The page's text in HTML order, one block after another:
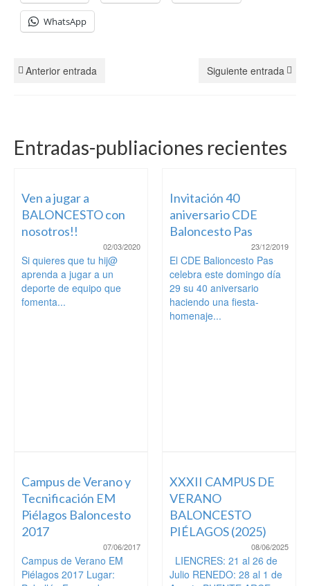
WhatsApp
Anterior entrada Siguiente entrada
Entradas-publiaciones recientes
Ven a jugar a
BALONCESTO con
nosotros!!
02/03/2020
Si quieres que tu hij@
aprenda a jugar a un
deporte de equipo que
fomenta...
Invitación 40
aniversario CDE
Baloncesto Pas
23/12/2019
El CDE Balioncesto Pas
celebra este domingo día
29 su 40 aniversario
haciendo una fiesta-
homenaje...
Campus de Verano y
Tecnificación EM
Piélagos Baloncesto
2017
07/06/2017
Campus de Verano EM
Piélagos 2017 Lugar:
XXXII CAMPUS DE
VERANO
BALONCESTO
PIÉLAGOS (2025)
08/06/2025
LIENCRES: 21 al 26 de
Julio RENEDO: 28 al 1 de